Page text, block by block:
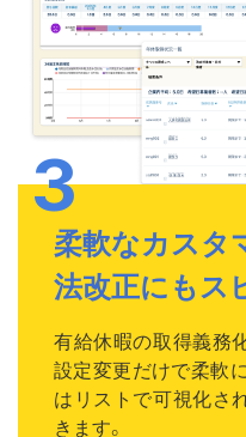
柔軟なカスタ
法改正にもス
有給休暇の取得義務
設定変更だけで柔軟
はリストで可視化さ
きます。